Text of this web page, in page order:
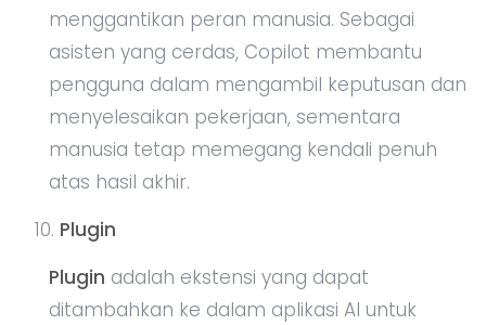
menggantikan peran manusia. Sebagai
asisten yang cerdas, Copilot membantu
pengguna dalam mengambil keputusan dan
menyelesaikan pekerjaan, sementara
manusia tetap memegang kendali penuh
atas hasil akhir.
Plugin
Plugin adalah ekstensi yang dapat
ditambahkan ke dalam aplikasi AI untuk